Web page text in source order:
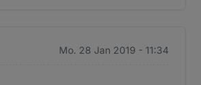
Mo. 28 Jan 2019 - 11:34